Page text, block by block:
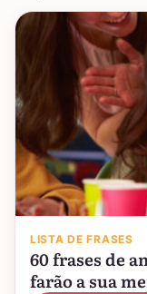
LISTA DE FRASES
60 frases de
farão a sua